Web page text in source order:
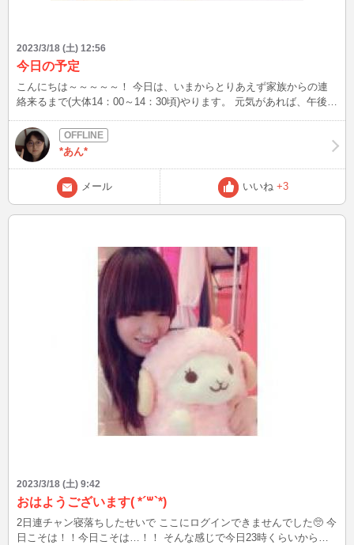
2023/3/18 (土) 12:56
今日の予定
こんにちは～～～～～！ 今日は、いまからとりあえず家族からの連
絡来るまで(大体14：00～14：30頃)やります。 元気があれば、午後も
*あん*
メール いいね +3
2023/3/18 (土) 9:42
おはようございます( *´꒳`*)
2日連チャン寝落ちしたせいで ここにログインできませんでした🥺 今
日こそは！！今日こそは…！！ そんな感じで今日23時くらいからお